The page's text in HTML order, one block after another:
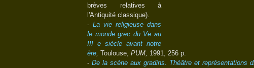
brèves relatives à
l'Antiquité classique).
- La vie religieuse dans
le monde grec du Ve au
III e siècle avant notre
ère, Toulouse, PUM, 1991, 256 p.
- De la scène aux gradins. Théâtre et représentations